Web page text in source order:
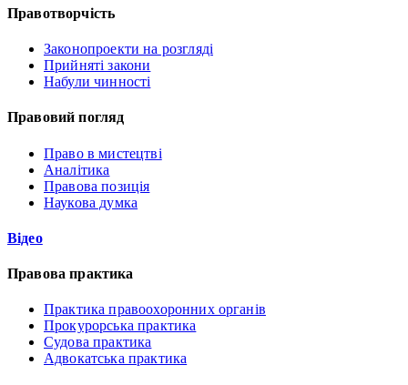
Правотворчість
Законопроекти на розгляді
Прийняті закони
Набули чинності
Правовий погляд
Право в мистецтві
Аналітика
Правова позиція
Наукова думка
Відео
Правова практика
Практика правоохоронних органів
Прокурорська практика
Судова практика
Адвокатська практика